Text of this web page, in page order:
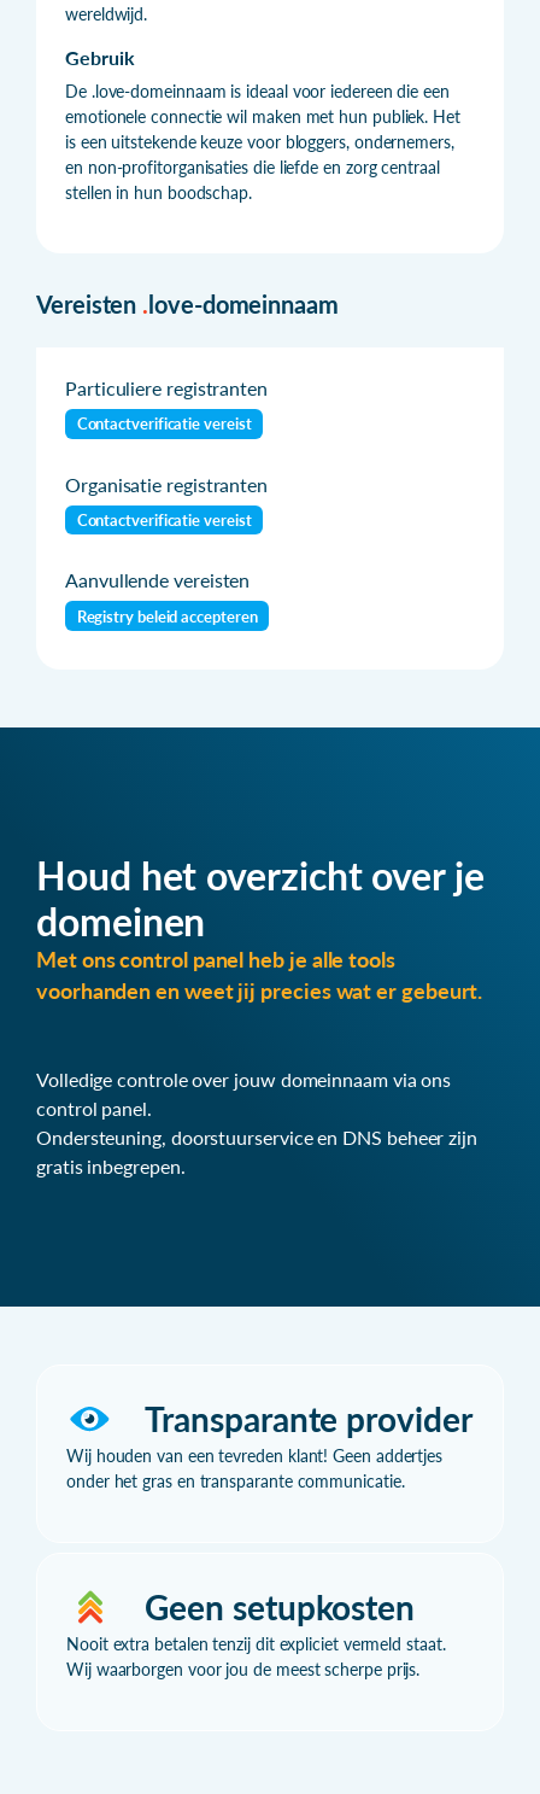
wereldwijd.
Gebruik
De .love-domeinnaam is ideaal voor iedereen die een
emotionele connectie wil maken met hun publiek. Het
is een uitstekende keuze voor bloggers, ondernemers,
en non-profitorganisaties die liefde en zorg centraal
stellen in hun boodschap.
Vereisten .love-domeinnaam
Particuliere registranten
Contactverificatie vereist
Organisatie registranten
Contactverificatie vereist
Aanvullende vereisten
Registry beleid accepteren
Houd het overzicht over je
domeinen
Met ons control panel heb je alle tools
voorhanden en weet jij precies wat er gebeurt.
Volledige controle over jouw domeinnaam via ons
control panel.
Ondersteuning, doorstuurservice en DNS beheer zijn
gratis inbegrepen.
Transparante provider
Wij houden van een tevreden klant! Geen addertjes
onder het gras en transparante communicatie.
Geen setupkosten
Nooit extra betalen tenzij dit expliciet vermeld staat.
Wij waarborgen voor jou de meest scherpe prijs.